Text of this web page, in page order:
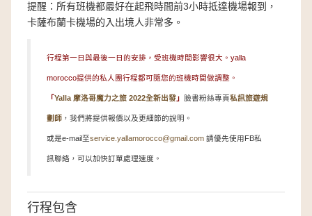
提醒：所有班機都最好在起飛時間前3小時抵達機場報到，
卡薩布蘭卡機場的入出境人非常多。
行程第一日與最後一日的安排，受班機時間影響很大。yalla
morocco提供的私人團行程都可隨您的班機時間做調整。
「Yalla 摩洛哥魔力之旅 2022全新出發 」 臉書粉絲專頁私訊旅遊規
劃師 ，我們將提供報價以及更細節的說明。
或是e-mail至service.yallamorocco@gmail.com 請優先使用FB私
訊聯絡，可以加快訂單處理速度。
行程包含